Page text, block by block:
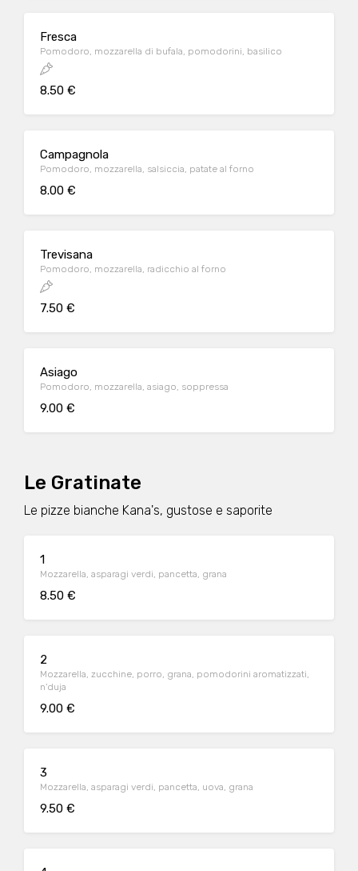
Fresca
Pomodoro, mozzarella di bufala, pomodorini, basilico
8.50 €
Campagnola
Pomodoro, mozzarella, salsiccia, patate al forno
8.00 €
Trevisana
Pomodoro, mozzarella, radicchio al forno
7.50 €
Asiago
Pomodoro, mozzarella, asiago, soppressa
9.00 €
Le Gratinate
Le pizze bianche Kana's, gustose e saporite
1
Mozzarella, asparagi verdi, pancetta, grana
8.50 €
2
Mozzarella, zucchine, porro, grana, pomodorini aromatizzati,
n'duja
9.00 €
3
Mozzarella, asparagi verdi, pancetta, uova, grana
9.50 €